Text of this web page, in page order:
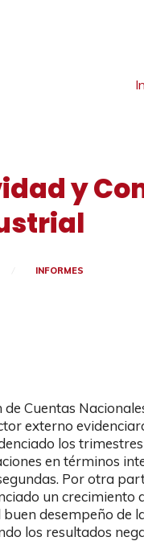
y
INFORMES
Cuentas
externo
los
en términos
Por otra
un crecimiento
desempeño de
los resultados